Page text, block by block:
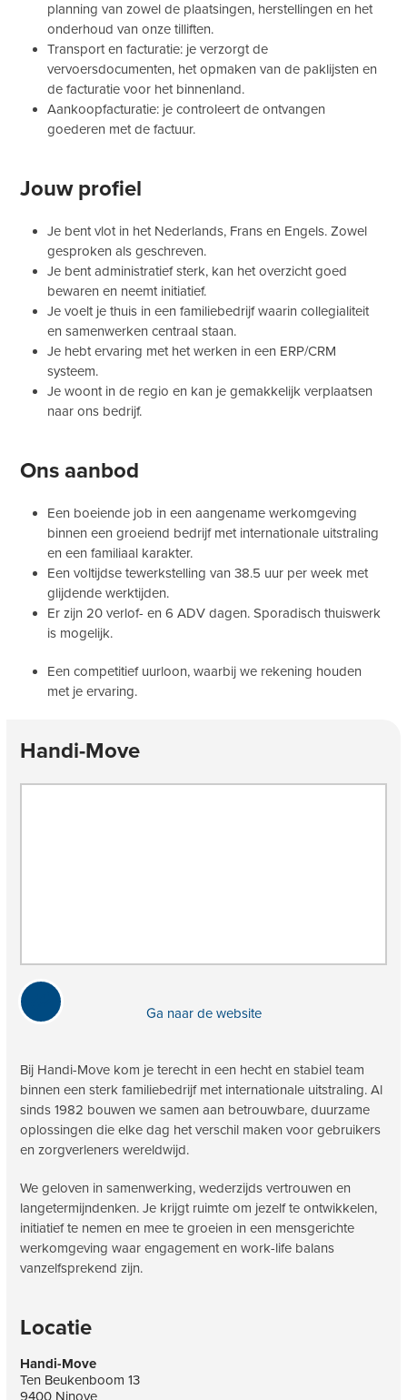
planning van zowel de plaatsingen, herstellingen en het
onderhoud van onze tilliften.
Transport en facturatie: je verzorgt de
vervoersdocumenten, het opmaken van de paklijsten en
de facturatie voor het binnenland.
Aankoopfacturatie: je controleert de ontvangen
goederen met de factuur.
Jouw profiel
Je bent vlot in het Nederlands, Frans en Engels. Zowel
gesproken als geschreven.
Je bent administratief sterk, kan het overzicht goed
bewaren en neemt initiatief.
Je voelt je thuis in een familiebedrijf waarin collegialiteit
en samenwerken centraal staan.
Je hebt ervaring met het werken in een ERP/CRM
systeem.
Je woont in de regio en kan je gemakkelijk verplaatsen
naar ons bedrijf.
Ons aanbod
Een boeiende job in een aangename werkomgeving
binnen een groeiend bedrijf met internationale uitstraling
en een familiaal karakter.
Een voltijdse tewerkstelling van 38.5 uur per week met
glijdende werktijden.
Er zijn 20 verlof- en 6 ADV dagen. Sporadisch thuiswerk
is mogelijk.
Een competitief uurloon, waarbij we rekening houden
met je ervaring.
Handi-Move
Ga naar de website
Bij Handi-Move kom je terecht in een hecht en stabiel team
binnen een sterk familiebedrijf met internationale uitstraling. Al
sinds 1982 bouwen we samen aan betrouwbare, duurzame
oplossingen die elke dag het verschil maken voor gebruikers
en zorgverleners wereldwijd.
We geloven in samenwerking, wederzijds vertrouwen en
langetermijndenken. Je krijgt ruimte om jezelf te ontwikkelen,
initiatief te nemen en mee te groeien in een mensgerichte
werkomgeving waar engagement en work-life balans
vanzelfsprekend zijn.
Locatie
Handi-Move
Ten Beukenboom 13
9400 Ninove